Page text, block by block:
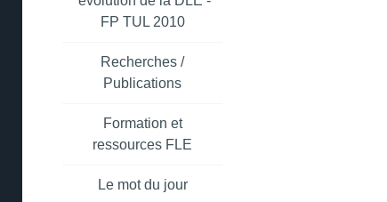
FP TUL 2010
Recherches /
Publications
Formation et
ressources FLE
Le mot du jour